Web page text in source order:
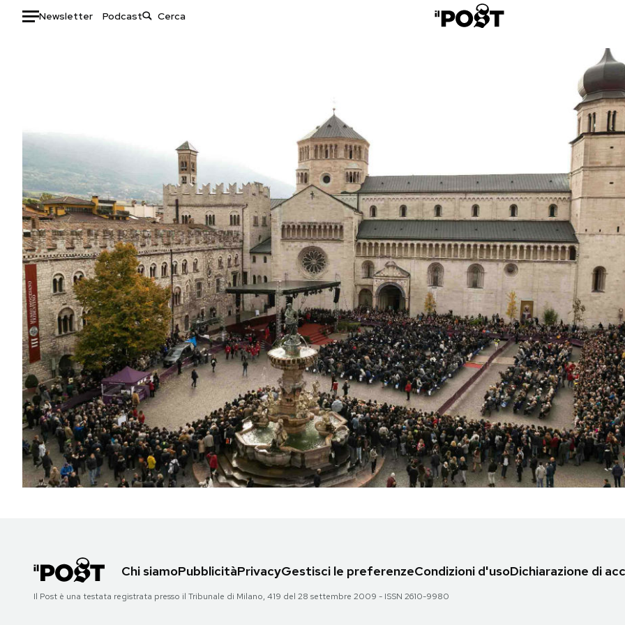
Newsletter Podcast
Mondo
Tecnologia
Internet
Scienza
Cultura
Economia
Sport
Consumismi
Storie/Idee
Ok Boomer!
Media
Europa
Altrecose
Mondiali calcio 2026
PODCAST
NEWSLETTER
I MIEI PREFERITI
SHOP
AREA PERSONALE
Area Personale
Chi siamoPubblicitàPrivacyGestisci le preferenzeCondizioni d'usoDichiarazione di
Il Post è una testata registrata presso il Tribunale di Milano, 419 del 28 settembre 2009 - ISSN 2610-9980